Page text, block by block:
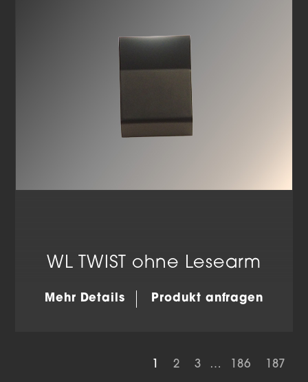
WL TWIST ohne Lesearm
Mehr Details Produkt anfragen
2 3 … 186 187